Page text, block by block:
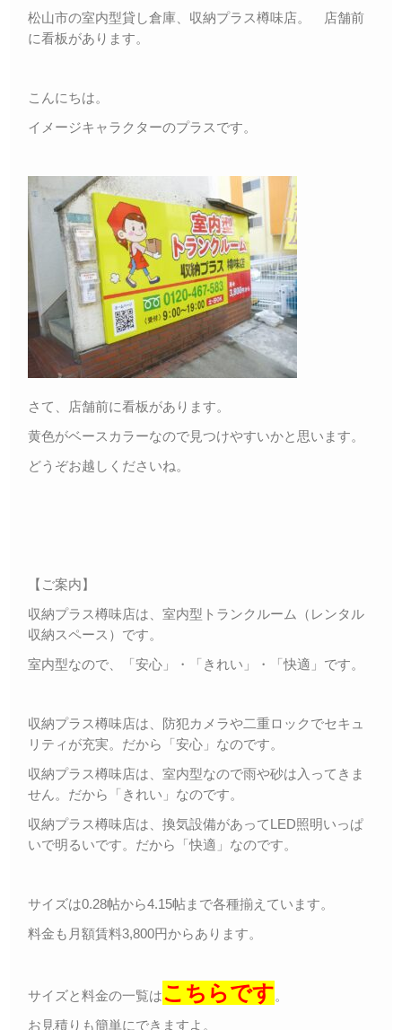
松山市の室内型貸し倉庫、収納プラス樽味店。 店舗前
に看板があります。
こんにちは。
イメージキャラクターのプラスです。
さて、店舗前に看板があります。
黄色がベースカラーなので見つけやすいかと思います。
どうぞお越しくださいね。
【ご案内】
収納プラス樽味店は、室内型トランクルーム（レンタル
収納スペース）です。
室内型なので、「安心」・「きれい」・「快適」です。
収納プラス樽味店は、防犯カメラや二重ロックでセキュ
リティが充実。だから「安心」なのです。
収納プラス樽味店は、室内型なので雨や砂は入ってきま
せん。だから「きれい」なのです。
収納プラス樽味店は、換気設備があってLED照明いっぱ
いで明るいです。だから「快適」なのです。
サイズは0.28帖から4.15帖まで各種揃えています。
料金も月額賃料3,800円からあります。
サイズと料金の一覧はこちらです。
お見積りも簡単にできますよ。